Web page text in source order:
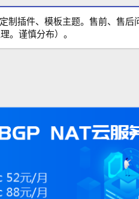
制插件、模板主题。售前、售后
。谨慎分布）。